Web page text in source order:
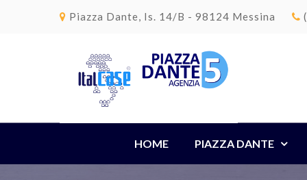
Piazza Dante, Is. 14/B - 98124 Messina
HOME PIAZZA DANTE